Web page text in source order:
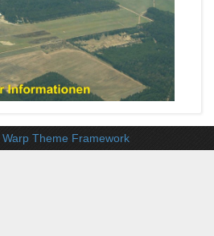
Warp Theme Framework